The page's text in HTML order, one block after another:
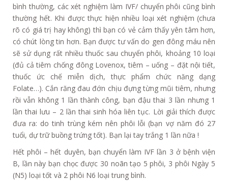
bình thường, các xét nghiệm làm IVF/ chuyển phôi cũng bình
thường hết. Khi được thực hiện nhiều loại xét nghiệm (chưa
rõ có giá trị hay không) thì bạn có vẻ cảm thấy yên tâm hơn,
có chút lòng tin hơn. Bạn được tư vấn do gen đông máu nên
sẽ sử dụng rất nhiều thuốc sau chuyển phôi, khoảng 10 loại
(đủ cả tiêm chống đông Lovenox, tiêm – uống – đặt nội tiết,
thuốc ức chế miễn dịch, thực phẩm chức năng dạng
Folate…). Cắn răng đau đớn chịu đựng từng mũi tiêm, nhưng
rồi vẫn không 1 lần thành công, bạn đậu thai 3 lần nhưng 1
lần thai lưu – 2 lần thai sinh hóa liên tục. Lời giải thích được
đưa ra: do tinh trùng kém nên phôi lỗi (bạn vợ năm đó 27
tuổi, dự trữ buồng trứng tốt). Bạn lại tay trắng 1 lần nữa !
Hết phôi – hết duyên, bạn chuyển làm IVF lần 3 ở bệnh viện
B, lần này bạn chọc được 30 noãn tạo 5 phôi, 3 phôi Ngày 5
(N5) loại tốt và 2 phôi N6 loại trung bình.